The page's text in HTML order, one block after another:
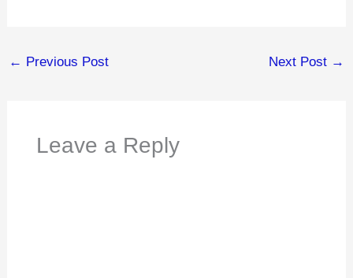
← Previous Post Next Post →
Leave a Reply